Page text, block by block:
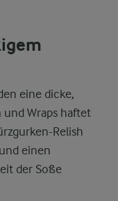
eine dicke,
Wraps haftet
Relish
einen
der Soße